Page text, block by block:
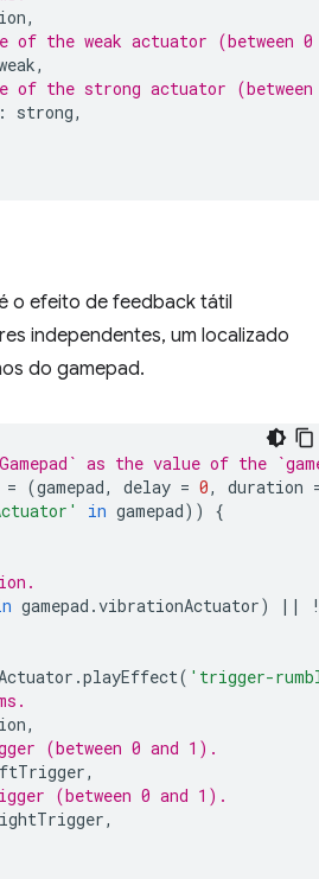
,
of the weak actuator (between
,
of the strong actuator
: strong,
o efeito de feedback tátil
independentes, um localizado
do gamepad.
as the value of the
= (gamepad, delay = 0, duration
in gamepad))
{
gamepad .vibrationActuator) ||
.playEffect( 'trigger-
,
(between 0 and 1).
,
(between 0 and 1).
,